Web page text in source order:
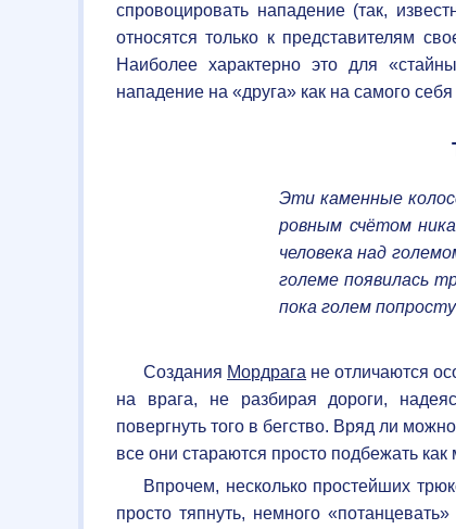
спровоцировать нападение (так,
относятся только к представителям
Наиболее характерно это для
нападение на «друга» как на самого
Эти каменные
ровным счётом
человека над
големе появилась
пока голем
Создания Мордрага не отличаются
на врага, не разбирая дороги,
повергнуть того в бегство. Вряд ли
все они стараются просто подбежать
Впрочем, несколько простейших
просто тяпнуть, немного